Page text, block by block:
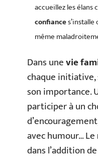
accueillez les élans
confiance
même
Dans unevie
chaque
son importance.
participer à un
avec humour… Le
dans l’addition